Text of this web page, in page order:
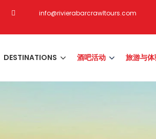
info@rivierabarcrawltours.com
DESTINATIONS 酒吧活动 旅游与